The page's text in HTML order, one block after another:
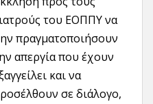
του ΕΟΠΠΥ να
πραγματοποιήσουν
απεργία που έχουν
και να
σε διάλογο,